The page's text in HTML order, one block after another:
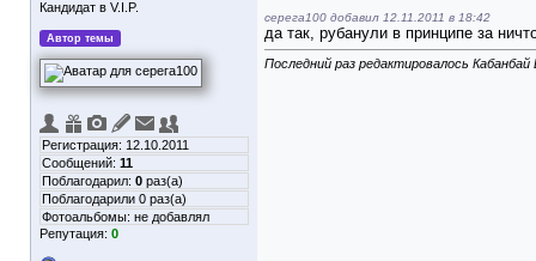
Кандидат в V.I.P.
Автор темы
Регистрация: 12.10.2011
Сообщений: 11
Поблагодарил: 0 раз(а)
Поблагодарили 0 раз(а)
Фотоальбомы: не добавлял
Репутация: 0
серега100 добавил 12.11.2011 в 18:42
да так, рубанули в принципе за
Последний раз редактировалось